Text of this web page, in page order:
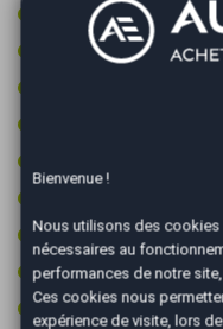
Ordinateur de bord
Pack cuir
Radar avant de
Reconnaissance des
Régulateur de vitesse
Bienvenue !
Nous utilisons des
nécessaires au
performances de notre
Ces cookies nous
expérience de visite, lors